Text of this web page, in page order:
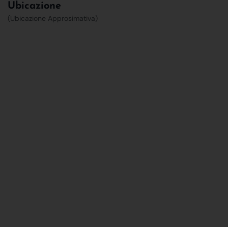
Ubicazione
(Ubicazione Approsimativa)